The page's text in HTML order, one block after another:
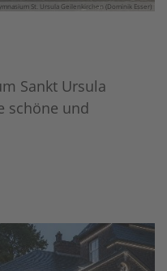
St. Ursula Geilenkirchen (Dominik Esser)
Sankt Ursula
schöne und